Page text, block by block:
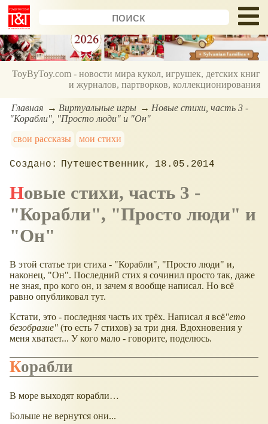
ToyByToy.com - новости мира кукол, игрушек, детских книг
и журналов, партворков, коллекционирования
Главная Виртуальные игры
Новые стихи, часть 3 -
"Корабли", "Просто люди" и "Он"
свои рассказы
мои стихи
Путешественник 18.05.2014
Новые стихи, часть 3 -
"Корабли", "Просто люди" и
"Он"
В этой статье три стиха - "Корабли", "Просто люди" и,
наконец, "Он". Последний стих я сочинил просто так, даже
не зная, про кого он, и зачем я вообще написал. Но всё
равно опубликовал тут.
Кстати, это - последняя часть их трёх. Написал я всё"ето
безобразие" (то есть 7 стихов) за три дня. Вдохновения у
меня хватает... У кого мало - говорите, поделюсь.
Корабли
В море выходят корабли…
Больше не вернутся они...